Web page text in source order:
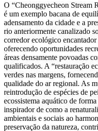
O “Cheonggyecheon Stream
é um exemplo bacana de
adensamento da cidade e a
rio anteriormente canalizado
corredor ecológico
oferecendo oportunidades
áreas densamente povoadas
qualificados. A “restauração
verdes nas margens,
qualidade do ar regional. As
reintrodução de espécies de
ecossistema aquático de
inspirador de como a
ambientais e sociais ao
preservação da natureza,